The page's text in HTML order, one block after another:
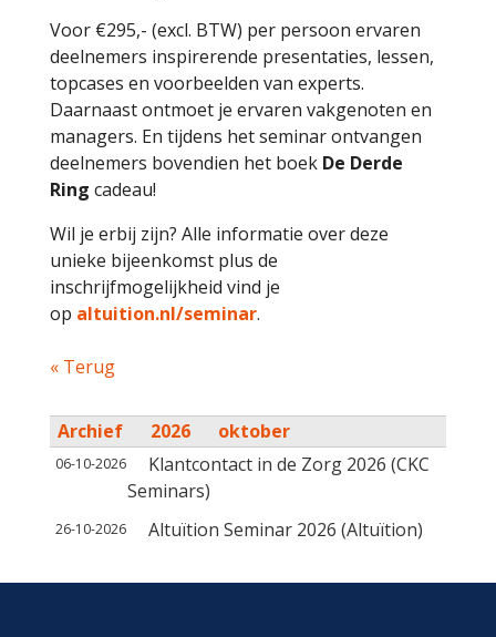
Voor €295,- (excl. BTW) per persoon ervaren
deelnemers inspirerende presentaties, lessen,
topcases en voorbeelden van experts.
Daarnaast ontmoet je ervaren vakgenoten en
managers. En tijdens het seminar ontvangen
deelnemers bovendien het boek De Derde
Ring cadeau!
Wil je erbij zijn? Alle informatie over deze
unieke bijeenkomst plus de
inschrijfmogelijkheid vind je
op altuition.nl/seminar.
« Terug
Archief 2026 oktober
06-10-2026
Klantcontact in de Zorg 2026 (CKC
Seminars)
26-10-2026 Altuïtion Seminar 2026 (Altuïtion)